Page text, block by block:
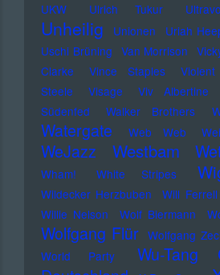
UKW Ulrich Tukur
Unheilig Unionen Uriah
Uschi Brüning Van Morrison
Clarke
Vince Staples
Steele
Visage Viv Albertine
Südenfed
Walker Brothers
Watergate Web Web
WeJazz Westbam
Wham!
White Stripes
Wildecker Herzbuben Will Ferrell
Willie Nelson
Wolf Biermann
Wolfgang Flür Wolfgang
World Party
Wu-Tang